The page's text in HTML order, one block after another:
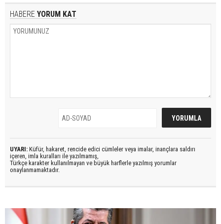
HABERE YORUM KAT
UYARI: Küfür, hakaret, rencide edici cümleler veya imalar, inançlara saldırı
içeren, imla kuralları ile yazılmamış,
Türkçe karakter kullanılmayan ve büyük harflerle yazılmış yorumlar
onaylanmamaktadır.